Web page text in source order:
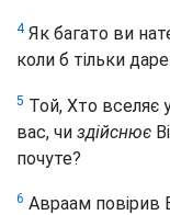
4Як багато ви
коли б тільки
5 Той, Хто вселяє
вас, чи здійснює
почуте?
6 Авраам повірив